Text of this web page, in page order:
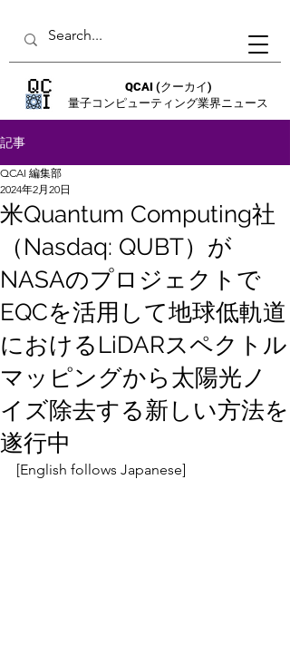
QCAI (クーカイ)
量子コンピューティング業界ニュース
記事
米Quantum Computing社
（Nasdaq: QUBT）が
NASAのプロジェクトで
EQCを活用して地球低軌道
におけるLiDARスペクトル
マッピングから太陽光ノ
イズ除去する新しい方法を
遂行中
QCAI 編集部
2024年2月20日
[English follows Japanese]